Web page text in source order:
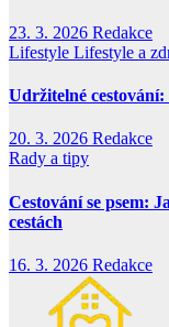
23. 3. 2026 Redakce
Lifestyle Lifestyle a
Udržitelné
20. 3. 2026 Redakce
Rady a tipy
Cestování se psem:
cestách
16. 3. 2026 Redakce